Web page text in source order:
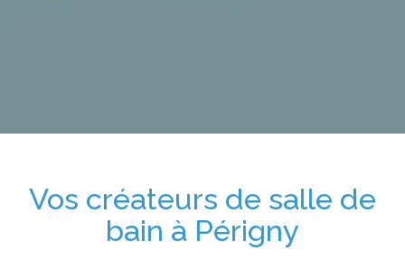
Vos créateurs de salle de
bain à Périgny